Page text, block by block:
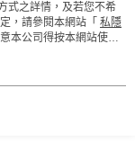
式之詳情，及若您不希
，請參閱本網站「 私隱
本公司得按本網站使用